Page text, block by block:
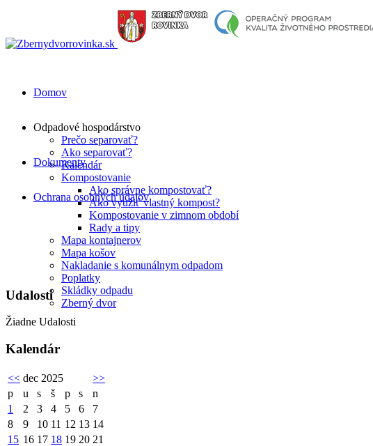
Domov
Odpadové hospodárstvo
Prečo separovať?
Ako separovať?
Kalendár
Kompostovanie
Ako správne kompostovať?
Ako využiť vlastný kompost?
Kompostovanie v zimnom období
Rady a tipy
Mapa kontajnerov
Mapa košov
Nakladanie s komunálnym odpadom
Poplatky
Skládky odpadu
Zberný dvor
Dokumenty
Ochrana osobných údajov
Udalosti
Žiadne Udalosti
Kalendár
<< dec 2025
>>
p
u s š p s
n
1
2 3 4 5 6
7
8
9 10 11 12 13 14
15 16 17 18 19 20 21